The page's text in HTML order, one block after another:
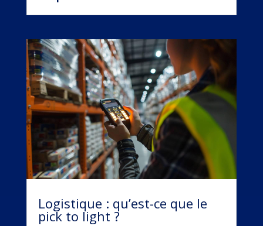
Logistique : qu’est-ce que le
pick to light ?